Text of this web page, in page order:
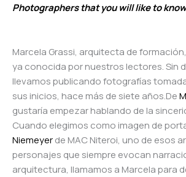
Photographers that you will like to know
Marcela Grassi, arquitecta de
ya conocida por nuestros lectores. Sin
llevamos publicando fotografías
sus inicios, hace más de siete años.De
gustaría empezar hablando de la
Cuando elegimos como imagen de
Niemeyerde MAC Niteroi, uno de esos
personajes que siempre evocan
arquitectura, llamamos a Marcela para